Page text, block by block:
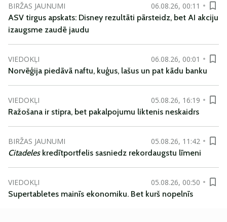
BIRŽAS JAUNUMI
06.08.26, 00:11
ASV tirgus apskats: Disney rezultāti pārsteidz, bet AI akciju
izaugsme zaudē jaudu
VIEDOKĻI
06.08.26, 00:01
Norvēģija piedāvā naftu, kuģus, lašus un pat kādu banku
VIEDOKĻI
05.08.26, 16:19
Ražošana ir stipra, bet pakalpojumu liktenis neskaidrs
BIRŽAS JAUNUMI
05.08.26, 11:42
Citadeleskredītportfelis sasniedz rekordaugstu līmeni
VIEDOKĻI
05.08.26, 00:50
Supertabletes mainīs ekonomiku. Bet kurš nopelnīs